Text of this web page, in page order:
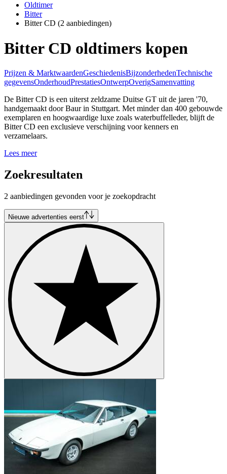
Oldtimer
Bitter
Bitter CD (2 aanbiedingen)
Bitter CD oldtimers kopen
Prijzen & MarktwaardenGeschiedenisBijzonderhedenTechnische
gegevensOnderhoudPrestatiesOntwerpOverigSamenvatting
De Bitter CD is een uiterst zeldzame Duitse GT uit de jaren '70,
handgemaakt door Baur in Stuttgart. Met minder dan 400 gebouwde
exemplaren en hoogwaardige luxe zoals waterbuffelleder, blijft de
Bitter CD een exclusieve verschijning voor kenners en
verzamelaars.
Lees meer
Zoekresultaten
2 aanbiedingen gevonden voor je zoekopdracht
Nieuwe advertenties eerst